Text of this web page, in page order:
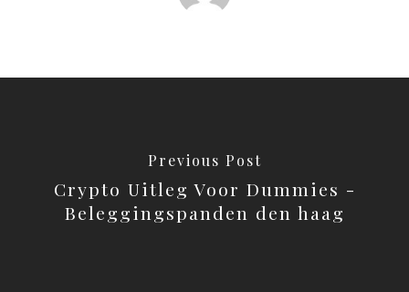
Previous Post
Crypto Uitleg Voor Dummies -
Beleggingspanden den haag